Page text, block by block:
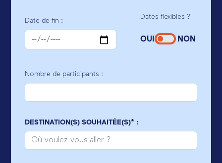
Date de fin :
Dates flexibles ?
OUI NON
Nombre de participants :
DESTINATION(S) SOUHAITÉE(S)* :